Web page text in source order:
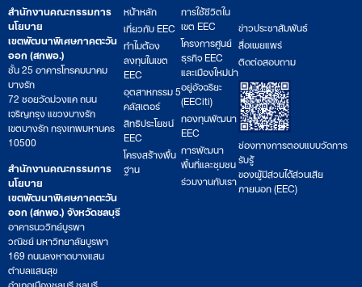
สำนักงานคณะกรรมการ
นโยบาย
เขตพัฒนาพิเศษภาคตะวัน
ออก (สกพอ.)
ชั้น 25 อาคารโทรคมนาคม
บางรัก
72 ซอยวัดม่วงแค ถนน
เจริญกรุง แขวงบางรัก
เขตบางรัก กรุงเทพมหานคร
10500
สำนักงานคณะกรรมการ
นโยบาย
เขตพัฒนาพิเศษภาคตะวัน
ออก (สกพอ.) จังหวัดชลบุรี
อาคารนววิทย์บูรพา
วณิชย์ มหาวิทยาลัยบูรพา
169 ถนนลงหาดบางแสน
ตำบลแสนสุข
หน้าหลัก
เกี่ยวกับ EEC
ทำไมต้อง
ลงทุนในเขต
EEC
อุตสาหกรรม 5
คลัสเตอร์
สิทธิประโยชน์
EEC
โครงสร้างพื้น
ฐาน
การใช้ชีวิตใน
เขต EEC
โครงการศูนย์
ธุรกิจ EEC
และเมืองใหม่น่า
อยู่อัจฉริยะ
(EECiti)
กองทุนพัฒนา
EEC
การพัฒนา
พื้นที่และชุมชน
ร่วมงานกับเรา
ข่าวประชาสัมพันธ์
สื่อเผยแพร่
ติดต่อสอบถาม
ช่องทางการตอบแบบวัดการ
รับรู้
ของผู้มีส่วนได้ส่วนเสีย
ภายนอก (EEC)